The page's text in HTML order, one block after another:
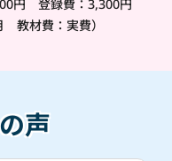
円 登録費：3,300円
教材費：実費）
声